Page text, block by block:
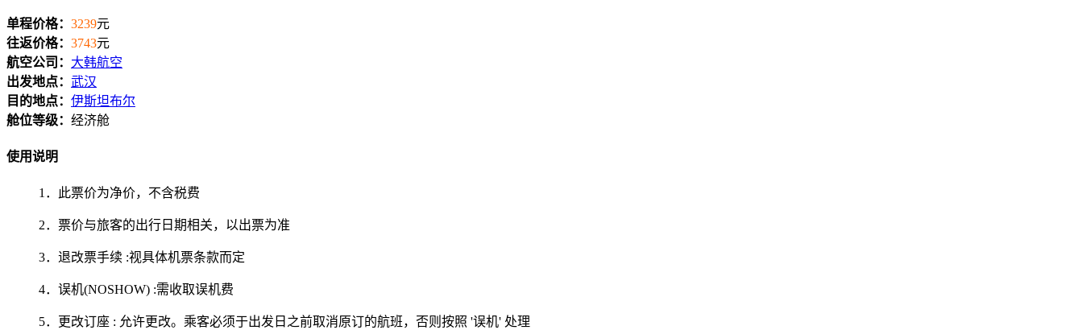
单程价格： 3239元
往返价格： 3743元
航空公司： 大韩航空
出发地点： 武汉
目的地点： 伊斯坦布尔
舱位等级： 经济舱
使用说明
1．此票价为净价，不含税费
2．票价与旅客的出行日期相关，以出票为准
3．退改票手续 :视具体机票条款而定
4．误机(NOSHOW) :需收取误机费
5．更改订座 : 允许更改。乘客必须于出发日之前取消原订的航班，否则按照 '误机' 处理